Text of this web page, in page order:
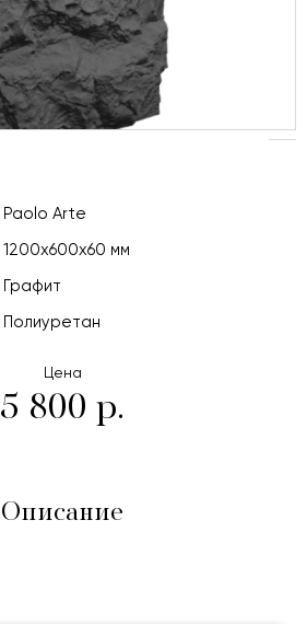
Paolo Arte
1200x600x60 мм
Графит
Полиуретан
Цена
5 800 р.
Описание